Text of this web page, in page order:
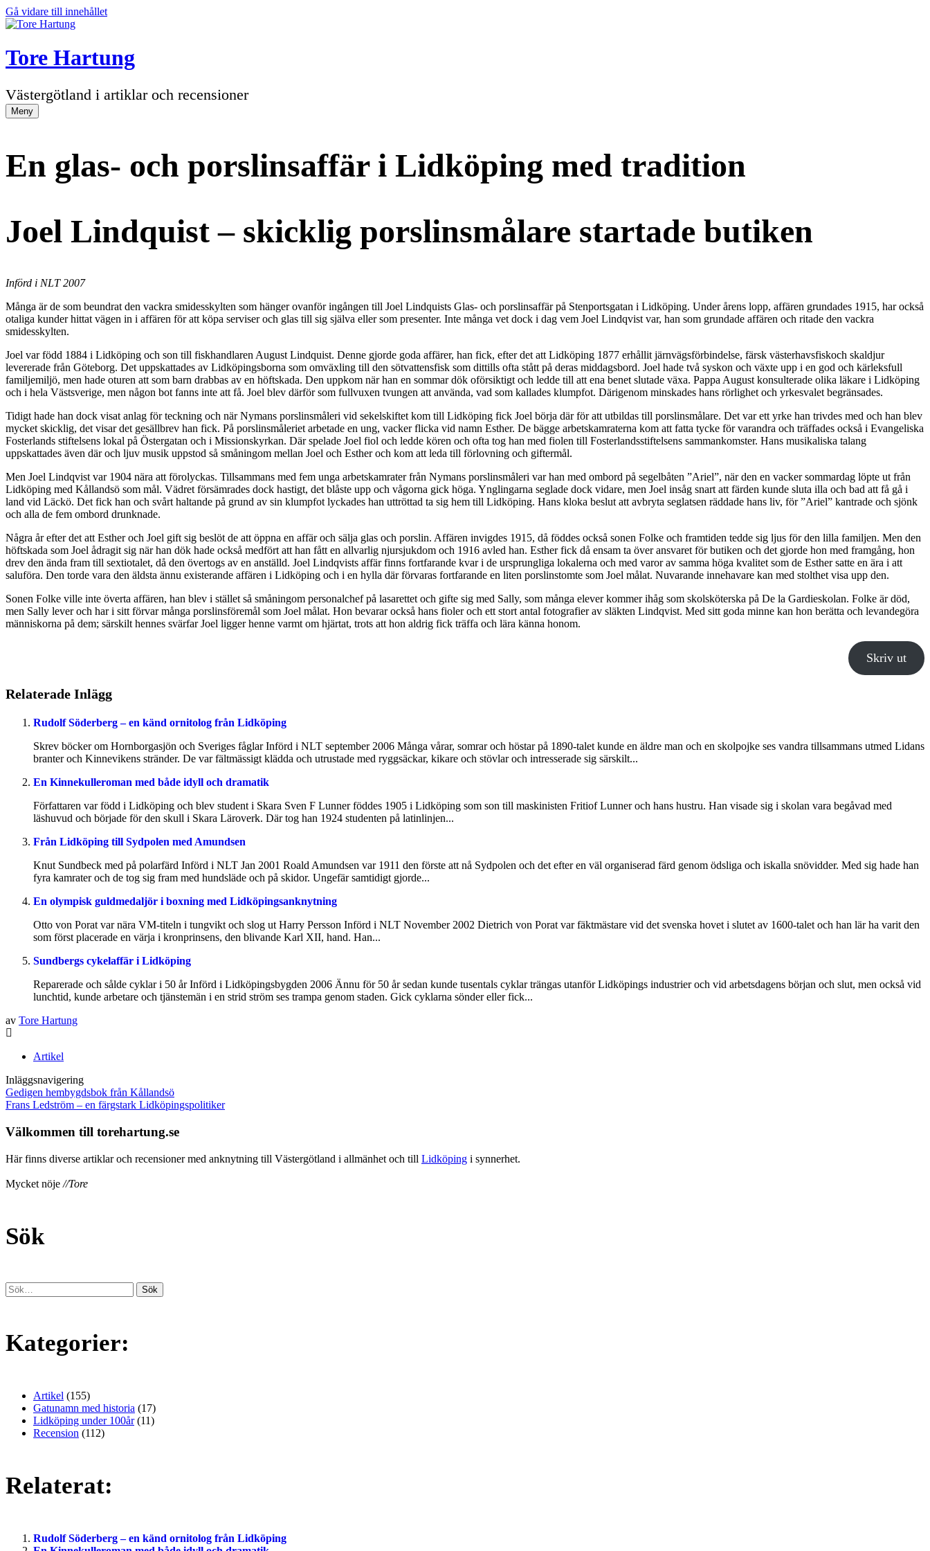
Gå vidare till innehållet
Tore Hartung
Västergötland i artiklar och recensioner
Meny
En glas- och porslinsaffär i Lidköping med tradition
Joel Lindquist – skicklig porslinsmålare startade butiken
Införd i NLT 2007
Många är de som beundrat den vackra smidesskylten som hänger ovanför ingången till Joel Lindquists Glas- och porslinsaffär på Stenportsgatan i Lidköping. Under årens lopp, affären grundades 1915, har också
otaliga kunder hittat vägen in i affären för att köpa serviser och glas till sig själva eller som presenter. Inte många vet dock i dag vem Joel Lindqvist var, han som grundade affären och ritade den vackra
smidesskylten.
Joel var född 1884 i Lidköping och son till fiskhandlaren August Lindquist. Denne gjorde goda affärer, han fick, efter det att Lidköping 1877 erhållit järnvägsförbindelse, färsk västerhavsfiskoch skaldjur
levererade från Göteborg. Det uppskattades av Lidköpingsborna som omväxling till den sötvattensfisk som dittills ofta stått på deras middagsbord. Joel hade två syskon och växte upp i en god och kärleksfull
familjemiljö, men hade oturen att som barn drabbas av en höftskada. Den uppkom när han en sommar dök oförsiktigt och ledde till att ena benet slutade växa. Pappa August konsulterade olika läkare i Lidköping
och i hela Västsverige, men någon bot fanns inte att få. Joel blev därför som fullvuxen tvungen att använda, vad som kallades klumpfot. Därigenom minskades hans rörlighet och yrkesvalet begränsades.
Tidigt hade han dock visat anlag för teckning och när Nymans porslinsmåleri vid sekelskiftet kom till Lidköping fick Joel börja där för att utbildas till porslinsmålare. Det var ett yrke han trivdes med och han blev
mycket skicklig, det visar det gesällbrev han fick. På porslinsmåleriet arbetade en ung, vacker flicka vid namn Esther. De bägge arbetskamraterna kom att fatta tycke för varandra och träffades också i Evangeliska
Fosterlands stiftelsens lokal på Östergatan och i Missionskyrkan. Där spelade Joel fiol och ledde kören och ofta tog han med fiolen till Fosterlandsstiftelsens sammankomster. Hans musikaliska talang
uppskattades även där och ljuv musik uppstod så småningom mellan Joel och Esther och kom att leda till förlovning och giftermål.
Men Joel Lindqvist var 1904 nära att förolyckas. Tillsammans med fem unga arbetskamrater från Nymans porslinsmåleri var han med ombord på segelbåten ”Ariel”, när den en vacker sommardag löpte ut från
Lidköping med Kållandsö som mål. Vädret försämrades dock hastigt, det blåste upp och vågorna gick höga. Ynglingarna seglade dock vidare, men Joel insåg snart att färden kunde sluta illa och bad att få gå i
land vid Läckö. Det fick han och svårt haltande på grund av sin klumpfot lyckades han uttröttad ta sig hem till Lidköping. Hans kloka beslut att avbryta seglatsen räddade hans liv, för ”Ariel” kantrade och sjönk
och alla de fem ombord drunknade.
Några år efter det att Esther och Joel gift sig beslöt de att öppna en affär och sälja glas och porslin. Affären invigdes 1915, då föddes också sonen Folke och framtiden tedde sig ljus för den lilla familjen. Men den
höftskada som Joel ådragit sig när han dök hade också medfört att han fått en allvarlig njursjukdom och 1916 avled han. Esther fick då ensam ta över ansvaret för butiken och det gjorde hon med framgång, hon
drev den ända fram till sextiotalet, då den övertogs av en anställd. Joel Lindqvists affär finns fortfarande kvar i de ursprungliga lokalerna och med varor av samma höga kvalitet som de Esther satte en ära i att
saluföra. Den torde vara den äldsta ännu existerande affären i Lidköping och i en hylla där förvaras fortfarande en liten porslinstomte som Joel målat. Nuvarande innehavare kan med stolthet visa upp den.
Sonen Folke ville inte överta affären, han blev i stället så småningom personalchef på lasarettet och gifte sig med Sally, som många elever kommer ihåg som skolsköterska på De la Gardieskolan. Folke är död,
men Sally lever och har i sitt förvar många porslinsföremål som Joel målat. Hon bevarar också hans fioler och ett stort antal fotografier av släkten Lindqvist. Med sitt goda minne kan hon berätta och levandegöra
människorna på dem; särskilt hennes svärfar Joel ligger henne varmt om hjärtat, trots att hon aldrig fick träffa och lära känna honom.
Skriv ut
Relaterade Inlägg
Rudolf Söderberg – en känd ornitolog från Lidköping
Skrev böcker om Hornborgasjön och Sveriges fåglar Införd i NLT september 2006 Många vårar, somrar och höstar på 1890-talet kunde en äldre man och en skolpojke ses vandra tillsammans utmed Lidans
branter och Kinnevikens stränder. De var fältmässigt klädda och utrustade med ryggsäckar, kikare och stövlar och intresserade sig särskilt...
En Kinnekulleroman med både idyll och dramatik
Författaren var född i Lidköping och blev student i Skara Sven F Lunner föddes 1905 i Lidköping som son till maskinisten Fritiof Lunner och hans hustru. Han visade sig i skolan vara begåvad med
läshuvud och började för den skull i Skara Läroverk. Där tog han 1924 studenten på latinlinjen...
Från Lidköping till Sydpolen med Amundsen
Knut Sundbeck med på polarfärd Införd i NLT Jan 2001 Roald Amundsen var 1911 den förste att nå Sydpolen och det efter en väl organiserad färd genom ödsliga och iskalla snövidder. Med sig hade han
fyra kamrater och de tog sig fram med hundsläde och på skidor. Ungefär samtidigt gjorde...
En olympisk guldmedaljör i boxning med Lidköpingsanknytning
Otto von Porat var nära VM-titeln i tungvikt och slog ut Harry Persson Införd i NLT November 2002 Dietrich von Porat var fäktmästare vid det svenska hovet i slutet av 1600-talet och han lär ha varit den
som först placerade en värja i kronprinsens, den blivande Karl XII, hand. Han...
Sundbergs cykelaffär i Lidköping
Reparerade och sålde cyklar i 50 år Införd i Lidköpingsbygden 2006 Ännu för 50 år sedan kunde tusentals cyklar trängas utanför Lidköpings industrier och vid arbetsdagens början och slut, men också vid
lunchtid, kunde arbetare och tjänstemän i en strid ström ses trampa genom staden. Gick cyklarna sönder eller fick...
av Tore Hartung
Artikel
Inläggsnavigering
Gedigen hembygdsbok från Kållandsö
Frans Ledström – en färgstark Lidköpingspolitiker
Välkommen till torehartung.se
Här finns diverse artiklar och recensioner med anknytning till Västergötland i allmänhet och till Lidköping i synnerhet.
Mycket nöje //Tore
Sök
Kategorier:
Artikel (155)
Gatunamn med historia (17)
Lidköping under 100år(11)
Recension (112)
Relaterat:
Rudolf Söderberg – en känd ornitolog från Lidköping